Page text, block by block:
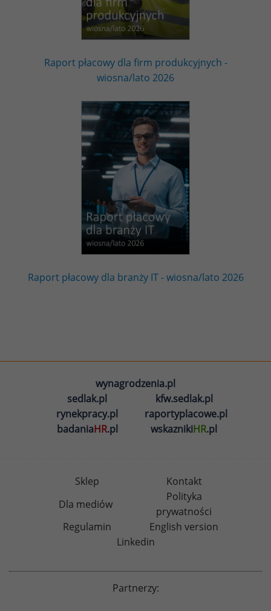
Raport płacowy dla firm produkcyjnych -
wiosna/lato 2026
Raport płacowy dla branży IT - wiosna/lato 2026
wynagrodzenia.pl
sedlak.pl
kfw.sedlak.pl
rynekpracy.pl
raportyplacowe.pl
badaniaHR.pl wskaznikiHR.pl
Sklep
Kontakt
Dla mediów
Polityka
prywatności
Regulamin
English version
Linkedin
Partnerzy: